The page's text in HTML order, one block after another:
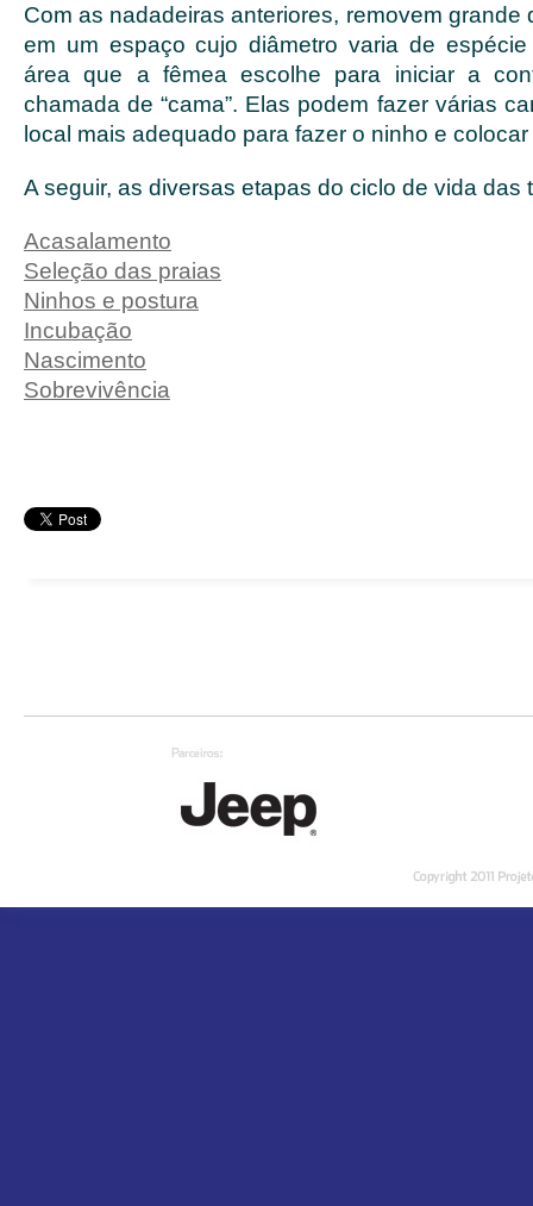
Com as nadadeiras anteriores, removem grande
em um espaço cujo diâmetro varia de
área que a fêmea escolhe para iniciar a
chamada de “cama”. Elas podem fazer várias
local mais adequado para fazer o ninho e
A seguir, as diversas etapas do ciclo de vida
Acasalamento
Seleção das praias
Ninhos e postura
Incubação
Nascimento
Sobrevivência